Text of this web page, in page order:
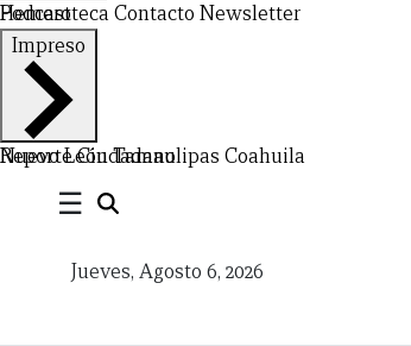
Hemeroteca Contacto Newsletter
Podcast
Impreso
Nuevo LeónTamaulipas Coahuila
Reporte Ciudadano
☰
Jueves, Agosto 6, 2026
CERRAR
X
NUEVO
LEÓN
TAMAULIPAS
COAHUILA
NACIONAL
INTERNACIONAL
FINANZAS
OPINIÓN
DEPORTES
ESPECTÁCULOS
TENDENCIA
ESTILO
DE
VIDA
PODCAST
CONTACTO
NEWSLETTER
HEMEROTECA
SUPLEMENTOS